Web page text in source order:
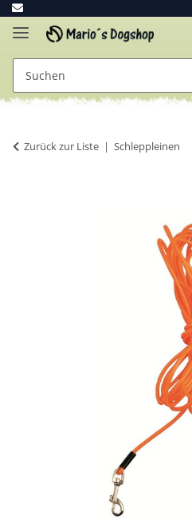
Zurück zur Liste Schleppleinen